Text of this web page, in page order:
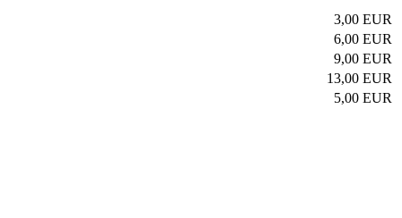
3,00 EUR
6,00 EUR
9,00 EUR
13,00 EUR
5,00 EUR